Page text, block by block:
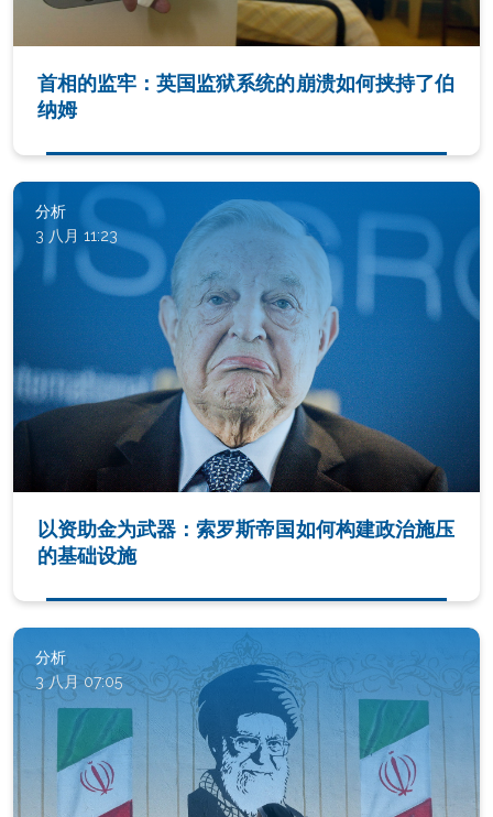
首相的监牢：英国监狱系统的崩溃如何挟持了伯
纳姆
分析
3 八月 11:23
以资助金为武器：索罗斯帝国如何构建政治施压
的基础设施
分析
3 八月 07:05